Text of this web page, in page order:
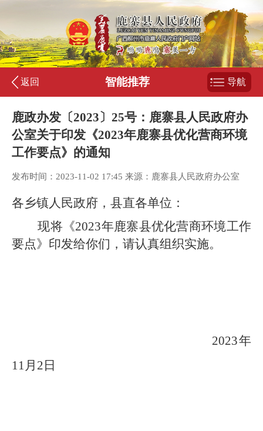
返回 智能推荐 导航
鹿政办发〔2023〕25号：鹿寨县人民政府办
公室关于印发《2023年鹿寨县优化营商环境
工作要点》的通知
发布时间：2023-11-02 17:45 来源：鹿寨县人民政府办公室
各乡镇人民政府， 县直各单位 ：
现将 《2023年鹿寨县优化营商环境工作
要点》印发给你们，请认真组织实施。
2023年
11月 2 日